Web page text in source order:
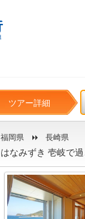
ツアー詳細
福岡県 長崎県
はなみずき 壱岐で